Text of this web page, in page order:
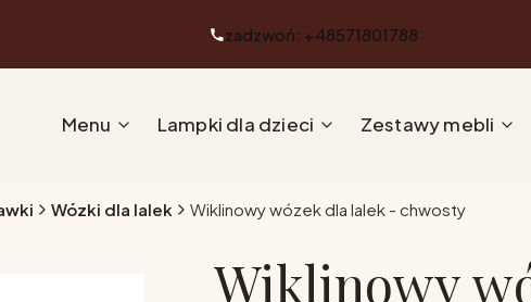
zadzwoń: +48571801788
Menu Lampki dla dzieci Zestawy mebli
Wózki dla lalek Wiklinowy wózek dla lalek - chwosty
Wiklinowy